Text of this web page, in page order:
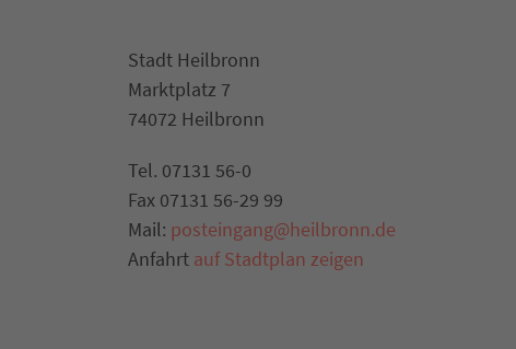
Stadt Heilbronn
Marktplatz 7
74072 Heilbronn
Tel. 07131 56-0
Fax 07131 56-29 99
Mail: posteingang@heilbronn.de
Anfahrt auf Stadtplan zeigen